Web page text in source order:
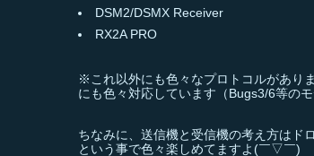
DSM2/DSMX Receiver
RX2A PRO
※これ以外にも色々なプロトコルがあり
にも色々対応しています（Bugs3/6等の
ちなみに、送信機と受信機の考え方はド
という事で色々楽しめてますよ(￣▽￣)